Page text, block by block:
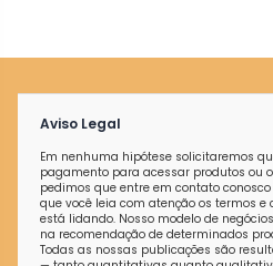
Aviso Legal
Em nenhuma hipótese solicitaremos
pagamento para acessar produtos ou
pedimos que entre em contato
que você leia com atenção os termos e
está lidando. Nosso modelo de
na recomendação de determinados
Todas as nossas publicações são